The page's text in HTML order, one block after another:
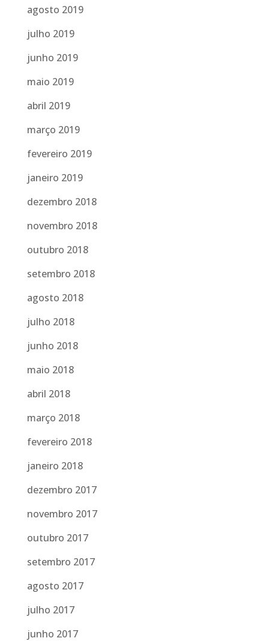
agosto 2019
julho 2019
junho 2019
maio 2019
abril 2019
março 2019
fevereiro 2019
janeiro 2019
dezembro 2018
novembro 2018
outubro 2018
setembro 2018
agosto 2018
julho 2018
junho 2018
maio 2018
abril 2018
março 2018
fevereiro 2018
janeiro 2018
dezembro 2017
novembro 2017
outubro 2017
setembro 2017
agosto 2017
julho 2017
junho 2017